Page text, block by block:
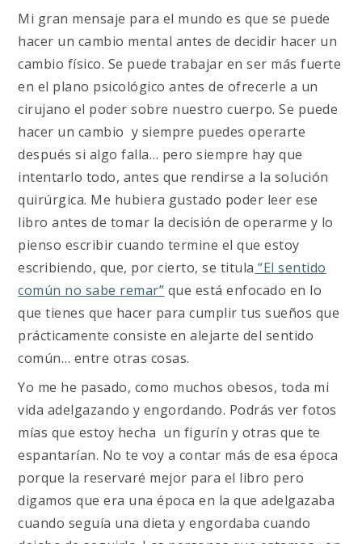
Mi gran mensaje para el mundo es que se puede
hacer un cambio mental antes de decidir hacer un
cambio físico. Se puede trabajar en ser más fuerte
en el plano psicológico antes de ofrecerle a un
cirujano el poder sobre nuestro cuerpo. Se puede
hacer un cambio y siempre puedes operarte
después si algo falla… pero siempre hay que
intentarlo todo, antes que rendirse a la solución
quirúrgica. Me hubiera gustado poder leer ese
libro antes de tomar la decisión de operarme y lo
pienso escribir cuando termine el que estoy
escribiendo, que, por cierto, se titula “El sentido
común no sabe remar” que está enfocado en lo
que tienes que hacer para cumplir tus sueños que
prácticamente consiste en alejarte del sentido
común… entre otras cosas.
Yo me he pasado, como muchos obesos, toda mi
vida adelgazando y engordando. Podrás ver fotos
mías que estoy hecha un figurín y otras que te
espantarían. No te voy a contar más de esa época
porque la reservaré mejor para el libro pero
digamos que era una época en la que adelgazaba
cuando seguía una dieta y engordaba cuando